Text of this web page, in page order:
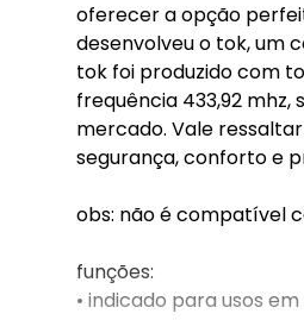
oferecer a opção
desenvolveu o tok, um
tok foi produzido com
frequência 433,92
mercado. Vale
segurança, conforto e
obs: não é compatível
funções:
• indicado para usos